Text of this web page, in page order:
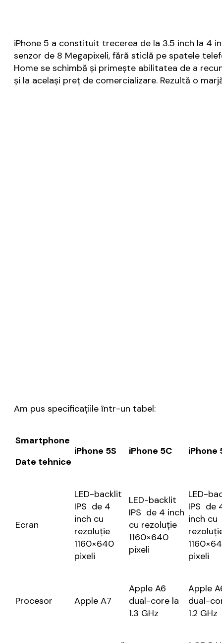
iPhone 5 a constituit trecerea de la 3.5 inch la 4
senzor de 8 Megapixeli, fără sticlă pe spatele
Home se schimbă și primește abilitatea de a
și la același preț de comercializare. Rezultă o
Am pus specificațiile într-un tabel:
Smartphone
Date tehnice
iPhone 5S iPhone 5C iPhone
Ecran
LED-backlit
IPS de 4
inch cu
rezoluție
1160×640
pixeli
LED-backlit
IPS de 4 inch
cu rezoluție
1160×640
pixeli
LED-
IPS de
inch cu
pixeli
Procesor Apple A7
Apple A6
dual-core la
1.3 GHz
Apple
dual-
1.2 GHz